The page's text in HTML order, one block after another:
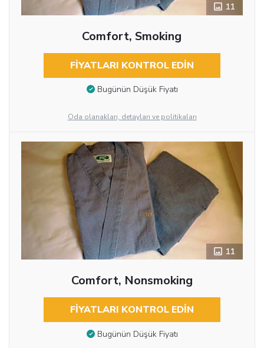
11
Comfort, Smoking
FIYATLARI KONTROL EDIN
Bugünün Düşük Fiyatı
Oda olanakları, detayları ve politikaları
11
Comfort, Nonsmoking
FIYATLARI KONTROL EDIN
Bugünün Düşük Fiyatı